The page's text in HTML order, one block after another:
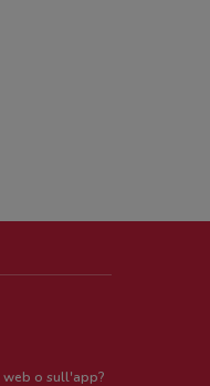
web o sull'app?